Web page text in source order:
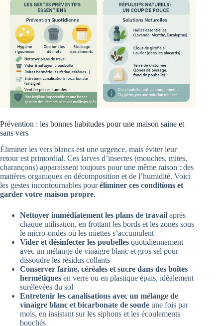
Prévention : les bonnes habitudes pour une maison saine et
sans vers
Éliminer les vers blancs est une urgence, mais éviter leur
retour est primordial. Ces larves d’insectes (mouches, mites,
charançons) apparaissent toujours pour une même raison : des
matières organiques en décomposition et de l’humidité. Voici
les gestes incontournables pouréliminer ces conditions et
garder votre maison propre.
Nettoyer immédiatement les plans de travail après
chaque utilisation, en frottant les bords et les zones sous
le micro-ondes où les miettes s’accumulent
Vider et désinfecter les poubelles quotidiennement
avec un mélange de vinaigre blanc et gros sel pour
dissoudre les résidus collants
Conserver farine, céréales et sucre dans des boîtes
hermétiques en verre ou en plastique épais, idéalement
surélevées du sol
Entretenir les canalisations avec un mélange de
vinaigre blanc et bicarbonate de soude une fois par
mois, en insistant sur les siphons et les écoulements
bouchés